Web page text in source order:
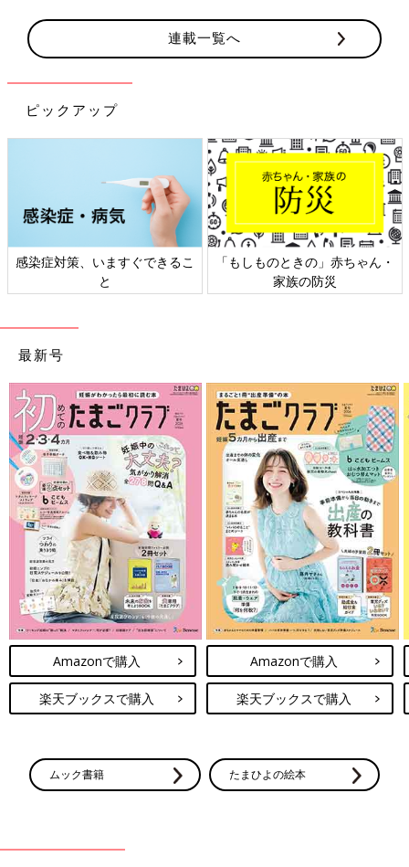
連載一覧へ
ピックアップ
感染症対策、いますぐできるこ
と
「もしものときの」赤ちゃん・
家族の防災
最新号
Amazonで購入
楽天ブックスで購入
Amazonで購入
楽天ブックスで購入
ムック書籍 たまひよの絵本